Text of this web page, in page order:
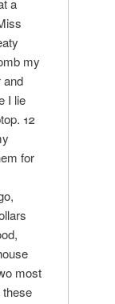
a
my
and
I lie
12
for
most
these